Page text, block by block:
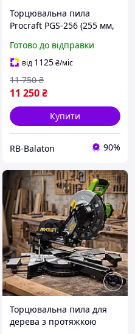
Торцювальна пила
Procraft PGS-256 (255 мм,
надійний інструмент
Готово до відправки
від 1125₴/міс
11 250₴
11 750 ₴
Купити
RB-Balaton 90%
Торцювальна пила для
дерева з протяжкою